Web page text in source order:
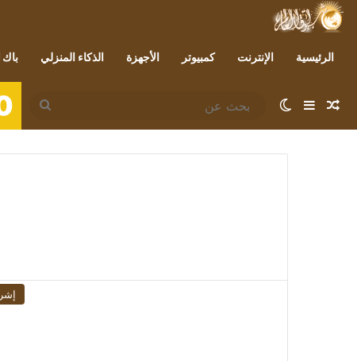
الرئيسية الإنترنت كمبيوتر الأجهزة الذكاء المنزلي باك
مقال عشوائي
إضافة عمود جانبي
الوضع المظلم
بحث
عن